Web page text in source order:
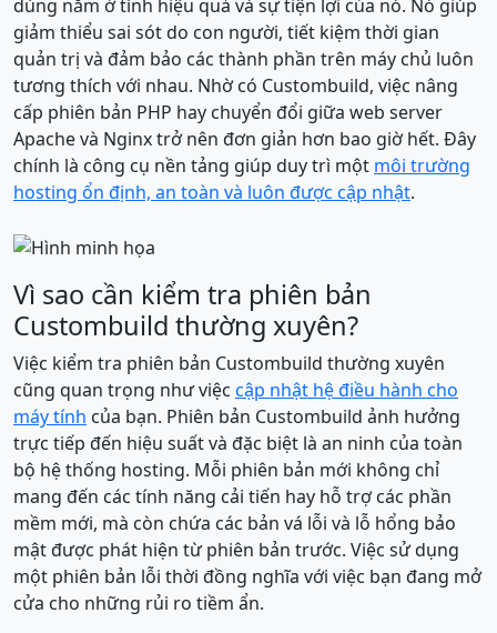
dùng nằm ở tính hiệu quả và sự tiện lợi của nó. Nó giúp
giảm thiểu sai sót do con người, tiết kiệm thời gian
quản trị và đảm bảo các thành phần trên máy chủ luôn
tương thích với nhau. Nhờ có Custombuild, việc nâng
cấp phiên bản PHP hay chuyển đổi giữa web server
Apache và Nginx trở nên đơn giản hơn bao giờ hết. Đây
chính là công cụ nền tảng giúp duy trì một môi trường
hosting ổn định, an toàn và luôn được cập nhật.
Vì sao cần kiểm tra phiên bản
Custombuild thường xuyên?
Việc kiểm tra phiên bản Custombuild thường xuyên
cũng quan trọng như việc cập nhật hệ điều hành cho
máy tính của bạn. Phiên bản Custombuild ảnh hưởng
trực tiếp đến hiệu suất và đặc biệt là an ninh của toàn
bộ hệ thống hosting. Mỗi phiên bản mới không chỉ
mang đến các tính năng cải tiến hay hỗ trợ các phần
mềm mới, mà còn chứa các bản vá lỗi và lỗ hổng bảo
mật được phát hiện từ phiên bản trước. Việc sử dụng
một phiên bản lỗi thời đồng nghĩa với việc bạn đang mở
cửa cho những rủi ro tiềm ẩn.